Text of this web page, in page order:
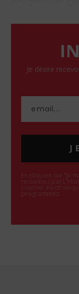
Je désire
En cliquant sur "Je
recueillies par
courrier
programmes.